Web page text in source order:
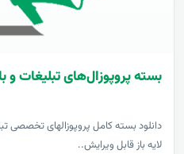
بسته پروپوزال‌های تبلیغات و
دانلود بسته کامل پروپوزالهای تخصصی
لایه باز قابل ویرایش..